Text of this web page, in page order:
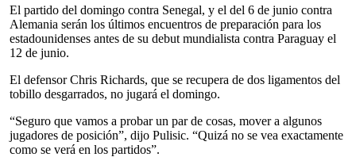
El partido del domingo contra Senegal, y el del 6 de junio contra
Alemania serán los últimos encuentros de preparación para los
estadounidenses antes de su debut mundialista contra Paraguay el
12 de junio.
El defensor Chris Richards, que se recupera de dos ligamentos del
tobillo desgarrados, no jugará el domingo.
“Seguro que vamos a probar un par de cosas, mover a algunos
jugadores de posición”, dijo Pulisic. “Quizá no se vea exactamente
como se verá en los partidos”.